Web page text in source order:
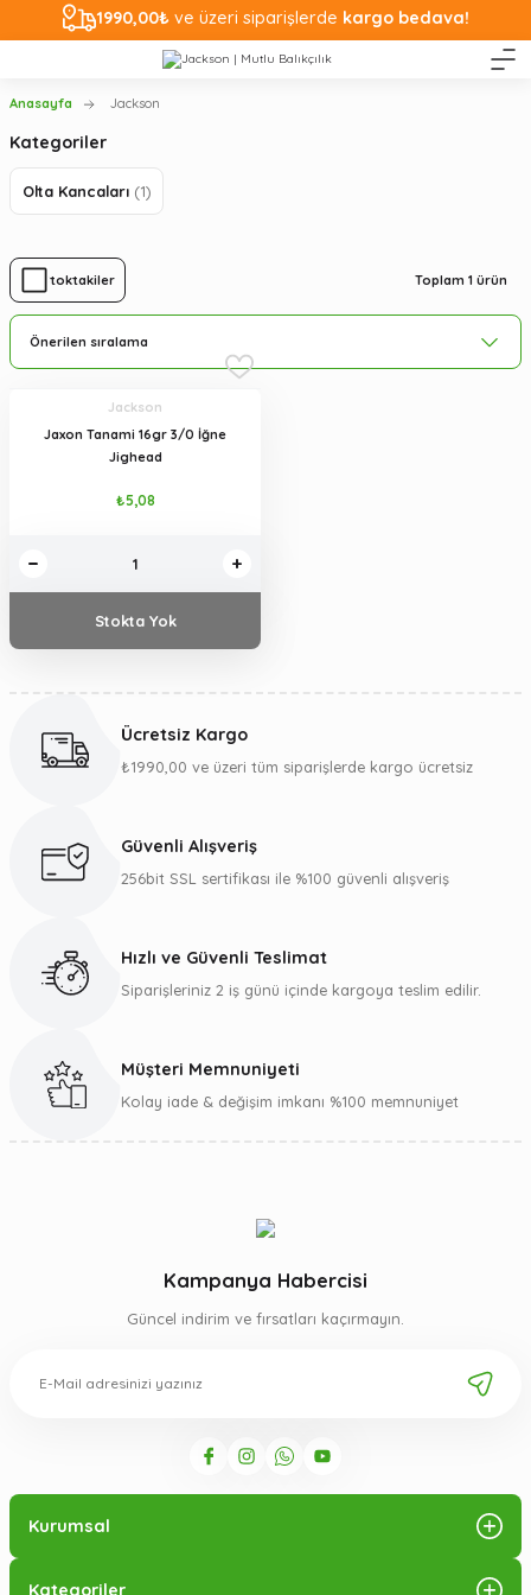
1990,00₺ ve üzeri siparişlerde kargo bedava!
Anasayfa Jackson
Kategoriler
Olta Kancaları (1)
Stoktakiler Toplam 1 ürün
Jackson
Jaxon Tanami 16gr 3/0 İğne
Jighead
₺5,08
Stokta Yok
Ücretsiz Kargo
₺1990,00 ve üzeri tüm siparişlerde kargo ücretsiz
Güvenli Alışveriş
256bit SSL sertifikası ile %100 güvenli alışveriş
Hızlı ve Güvenli Teslimat
Siparişleriniz 2 iş günü içinde kargoya teslim edilir.
Müşteri Memnuniyeti
Kolay iade & değişim imkanı %100 memnuniyet
Kampanya Habercisi
Güncel indirim ve fırsatları kaçırmayın.
Kurumsal
Kategoriler